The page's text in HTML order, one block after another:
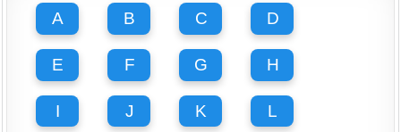
A B C D
E F G H
I J K L